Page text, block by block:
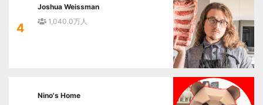
4
Joshua Weissman
1,040.0万人
Nino's Home